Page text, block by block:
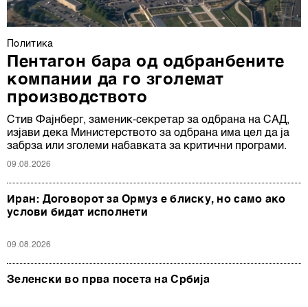
Политика
Пентагон бара од одбранбените
компании да го зголемат
производството
Стив Фајнберг, заменик-секретар за одбрана на САД,
изјави дека Министерството за одбрана има цел да ја
забрза или зголеми набавката за критични програми.
09.08.2026
Иран: Договорот за Ормуз е блиску, но само ако
услови бидат исполнети
09.08.2026
Зеленски во прва посета на Србија